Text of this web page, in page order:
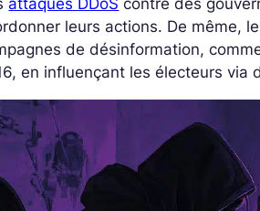
attaques DDoS contre des
leurs actions. De même,
de désinformation,
en influençant les électeurs via